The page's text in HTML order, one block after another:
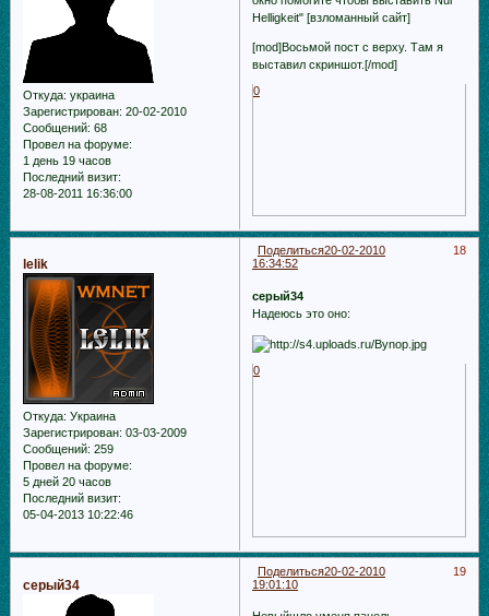
Откуда: украина
Зарегистрирован: 20-02-2010
Сообщений: 68
Провел на форуме:
1 день 19 часов
Последний визит:
28-08-2011 16:36:00
Helligkeit" [взломанный сайт]
[mod]Восьмой пост с верху. Там я
выставил скриншот.[/mod]
0
Поделиться 18
20-02-2010
16:34:52
lelik
Откуда: Украина
Зарегистрирован: 03-03-2009
Сообщений: 259
Провел на форуме:
5 дней 20 часов
Последний визит:
05-04-2013 10:22:46
серый34
Надеюсь это оно:
0
Поделиться 19
20-02-2010
19:01:10
серый34